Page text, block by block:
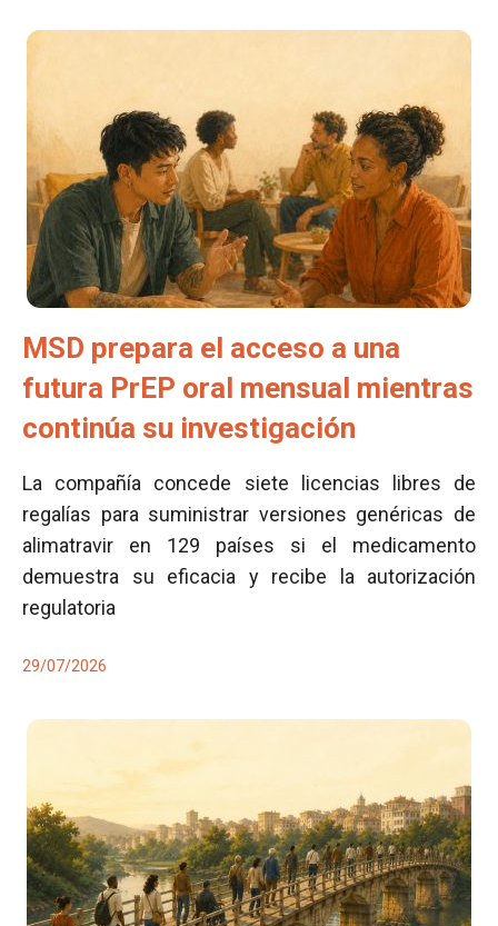
MSD prepara el acceso a una
futura PrEP oral mensual mientras
continúa su investigación
La compañía concede siete licencias libres de
regalías para suministrar versiones genéricas de
alimatravir en 129 países si el medicamento
demuestra su eficacia y recibe la autorización
regulatoria
29/07/2026